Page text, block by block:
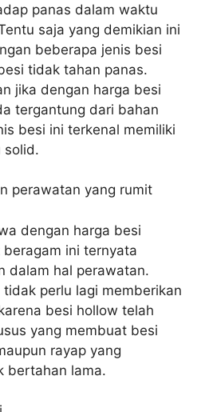
panas dalam waktu
saja yang demikian ini
beberapa jenis besi
tidak tahan panas.
jika dengan harga besi
tergantung dari bahan
besi ini terkenal memiliki
solid.
perawatan yang rumit
dengan harga besi
ini ternyata
dalam hal perawatan.
perlu lagi memberikan
besi hollow telah
yang membuat besi
rayap yang
bertahan lama.